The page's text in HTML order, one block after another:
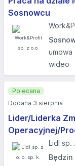
Sosnowcu
umowa
wideo
Lider/Liderka
Operacyjnej/
Lidl sp.
Będzin
Polecana
Dodana 3 sierpnia